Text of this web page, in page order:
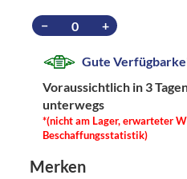
− +
Gute
Voraussichtlich in 3
unterwegs
*(nicht am Lager, erwarteter
Beschaffungsstatistik)
Merken